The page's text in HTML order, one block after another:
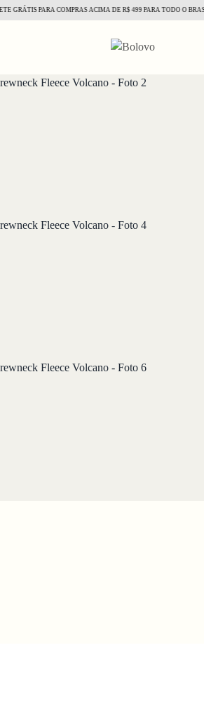
PARA COMPRAS ACIMA DE R$ 499 PARA TODO O BRASIL